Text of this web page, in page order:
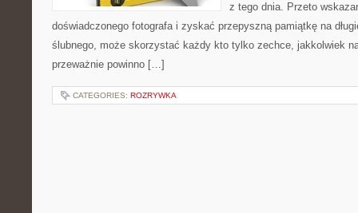
z tego dnia. Przeto
doświadczonego fotografa i zyskać przepyszną pamiątkę na
ślubnego, może skorzystać każdy kto tylko zechce, jakkolwiek
przeważnie powinno […]
CATEGORIES: ROZRYWKA